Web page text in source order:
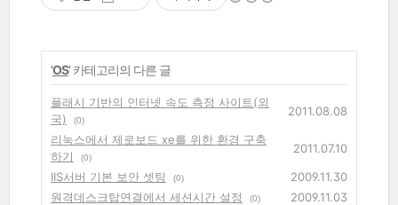
'OS' 카테고리의 다른 글
플래시 기반의 인터넷 속도 측정 사이트(외
국)
(0)
2011.08.08
리눅스에서 제로보드 xe를 위한 환경 구축
하기
(0)
2011.07.10
IIS서버 기본 보안 셋팅
(0)
2009.11.30
원격데스크탑연결에서 세션시간 설정
(0)
2009.11.03